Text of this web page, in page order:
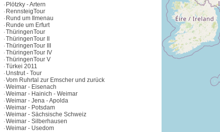
Plötzky - Artern
RennsteigTour
Rund um Ilmenau
Runde um Erfurt
ThüringenTour
ThüringenTour II
ThüringenTour III
ThüringenTour IV
ThüringenTour V
Türkei 2011
Unstrut - Tour
Vom Ruhrtal zur Emscher und zurück
Weimar - Eisenach
Weimar - Hainich - Weimar
Weimar - Jena - Apolda
Weimar - Potsdam
Weimar - Sächsische Schweiz
Weimar - Silberhausen
Weimar - Usedom